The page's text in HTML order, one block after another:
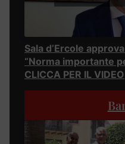
Sala d’Ercole
“Norma importante
CLICCA PER IL VIDEO